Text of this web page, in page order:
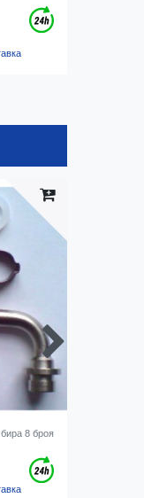
8 броя